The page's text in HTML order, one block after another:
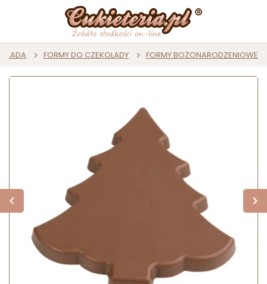
FORMY DO CZEKOLADY FORMY BOŻONARODZENIOWE